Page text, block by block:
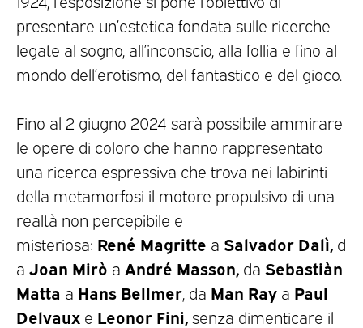
presentare un’estetica fondata sulle ricerche
legate al sogno, all’inconscio, alla follia e fino al
mondo dell’erotismo, del fantastico e del gioco.
Fino al 2 giugno 2024 sarà possibile ammirare
le opere di coloro che hanno rappresentato
una ricerca espressiva che trova nei labirinti
della metamorfosi il motore propulsivo di una
realtà non percepibile e
misteriosa: René Magritte a Salvador Dalì, d
a Joan Mirò a André Masson, da Sebastiàn
Matta a Hans Bellmer , da Man Ray a Paul
Delvaux e Leonor Fini, senza dimenticare il